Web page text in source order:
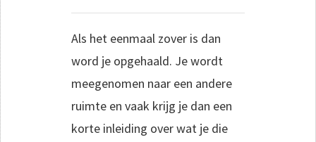
Als het eenmaal zover is dan
word je opgehaald. Je wordt
meegenomen naar een andere
ruimte en vaak krijg je dan een
korte inleiding over wat je die